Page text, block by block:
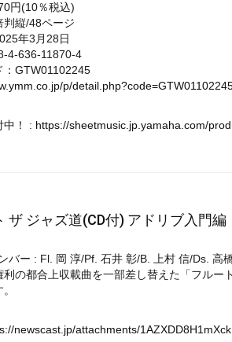
円(10％税込)
判縦/48ページ
年3月28日
4-636-11870-4
：GTW01102245
p/
中！ : https://sheetmusic.jp.yamaha.com/
ザ ジャズ道(CD付) アドリブ入門編
バー : Fl. 岡 淳/Pf. 石井 彰/B. 上村 信/Ds. 高
の都合上収載曲を一部差し替えた「フルー
newscast.jp/attachments/